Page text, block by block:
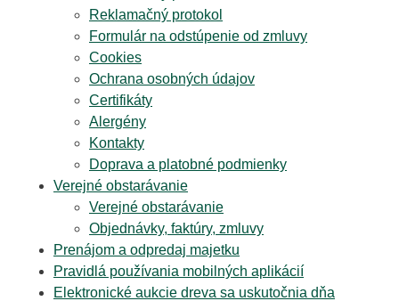
Reklamačný protokol
Formulár na odstúpenie od zmluvy
Cookies
Ochrana osobných údajov
Certifikáty
Alergény
Kontakty
Doprava a platobné podmienky
Verejné obstarávanie
Verejné obstarávanie
Objednávky, faktúry, zmluvy
Prenájom a odpredaj majetku
Pravidlá používania mobilných aplikácií
Elektronické aukcie dreva sa uskutočnia dňa